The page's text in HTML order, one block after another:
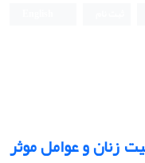
زنان و عوامل موثر